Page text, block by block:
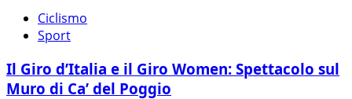
Ciclismo
Sport
Il Giro d’Italia e il Giro Women: Spettacolo sul
Muro di Ca’ del Poggio